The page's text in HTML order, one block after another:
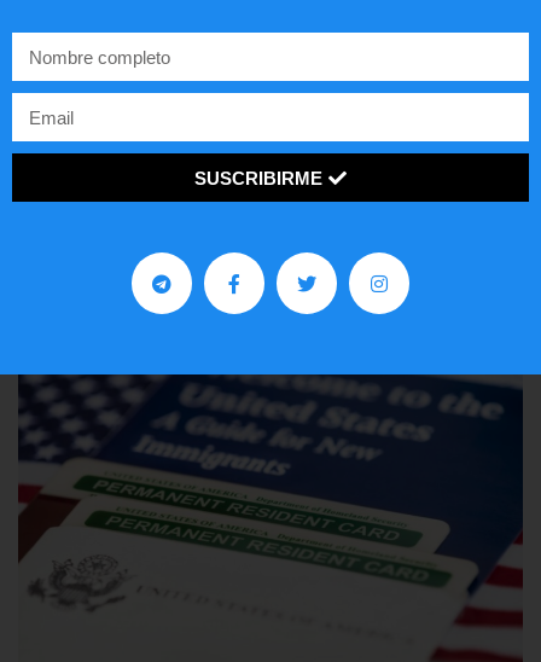
Comunistas no son bienvenidos en
LEER ARTÍCULO...
SUSCRIBIRME